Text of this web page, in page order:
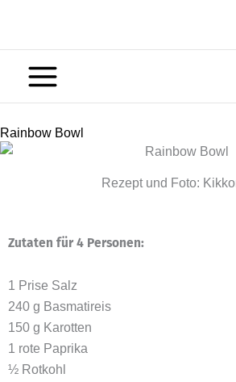
springen
Rainbow Bowl
Rezept und Foto:
Zutaten für 4 Personen:
1 Prise Salz
240 g Basmatireis
150 g Karotten
1 rote Paprika
½ Rotkohl